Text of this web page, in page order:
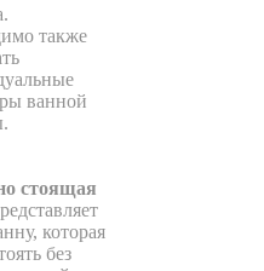
также
ванной
стоящая
которая
без